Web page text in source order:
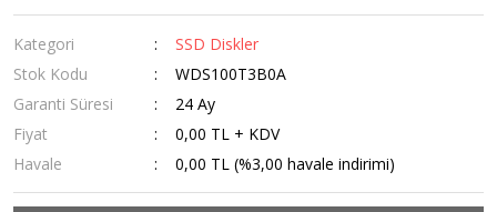
Kategori
SSD Diskler
Stok Kodu
WDS100T3B0A
Garanti Süresi
24 Ay
Fiyat
0,00 TL + KDV
Havale
0,00 TL (%3,00 havale indirimi)